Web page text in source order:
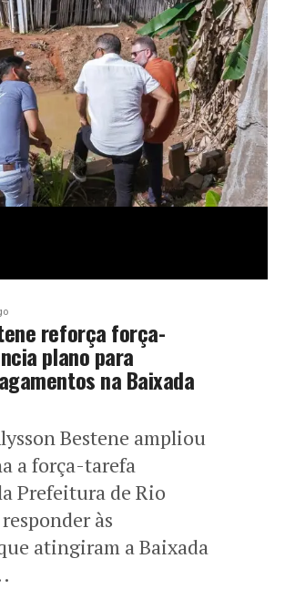
reforça força-
plano para
na Baixada
Bestene ampliou
a força-tarefa
Prefeitura de Rio
às
atingiram a Baixada